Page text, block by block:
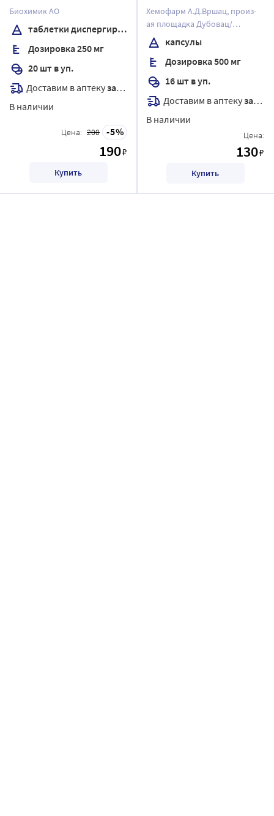
диспергируемые
Биохимик АО
таблетки диспергируемые
Дозировка 250 мг
20 шт в уп.
Доставим в аптекузавтра
В наличии
Цена: 200 5
190₽
Купить
Хемофарм А.Д.Вршац, произ-
ая площадка Дубовац/
Хемофарм А.Д.
капсулы
Дозировка 500 мг
16 шт в уп.
Доставим в аптекузавтра
В наличии
Цена:
130₽
Купить